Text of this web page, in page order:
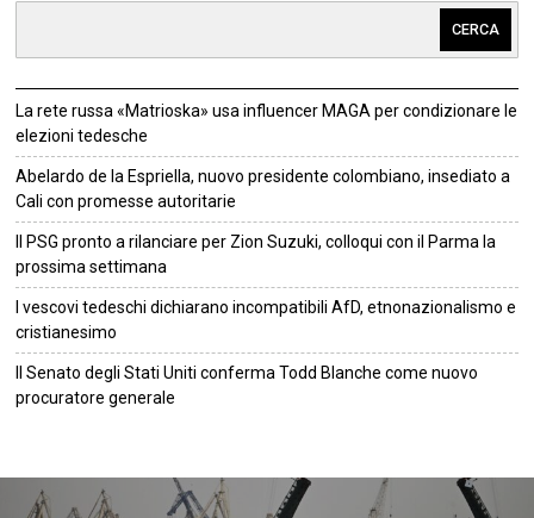
CERCA
La rete russa «Matrioska» usa influencer MAGA per condizionare le
elezioni tedesche
Abelardo de la Espriella, nuovo presidente colombiano, insediato a
Cali con promesse autoritarie
Il PSG pronto a rilanciare per Zion Suzuki, colloqui con il Parma la
prossima settimana
I vescovi tedeschi dichiarano incompatibili AfD, etnonazionalismo e
cristianesimo
Il Senato degli Stati Uniti conferma Todd Blanche come nuovo
procuratore generale